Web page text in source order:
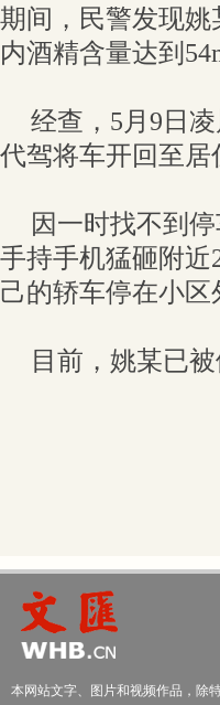
期间，民警发现
内酒精含量达到
经查，5月9日
代驾将车开回至
因一时找不到
手持手机猛砸附
己的轿车停在小区
目前，姚某已
本网站文字、图片和视频作品，除